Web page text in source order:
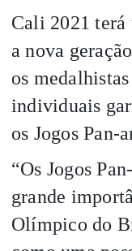
Cali 2021 terá
a nova
os
individuais
os Jogos Pan-
“Os Jogos
grande
Olímpico do